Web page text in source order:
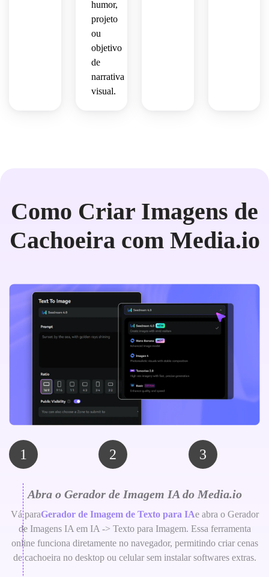
humor,
projeto
ou
objetivo
de
narrativa
visual.
Como Criar Imagens de
Cachoeira com Media.io
1 2 3
Abra o Gerador de Imagem IA do Media.io
Vá paraGerador de Imagem de Texto para IAe abra o Gerador
de Imagens IA em IA -> Texto para Imagem. Essa ferramenta
online funciona diretamente no navegador, permitindo criar cenas
de cachoeira no desktop ou celular sem instalar softwares extras.